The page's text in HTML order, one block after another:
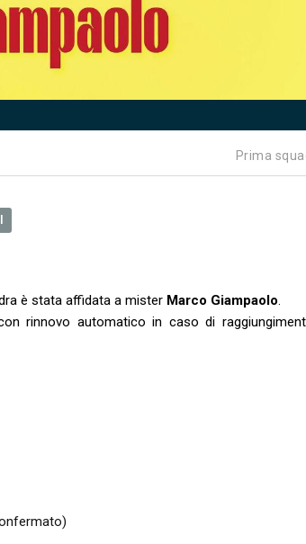
Prima
è stata affidata a mister Marco Giampaolo.
rinnovo automatico in caso di